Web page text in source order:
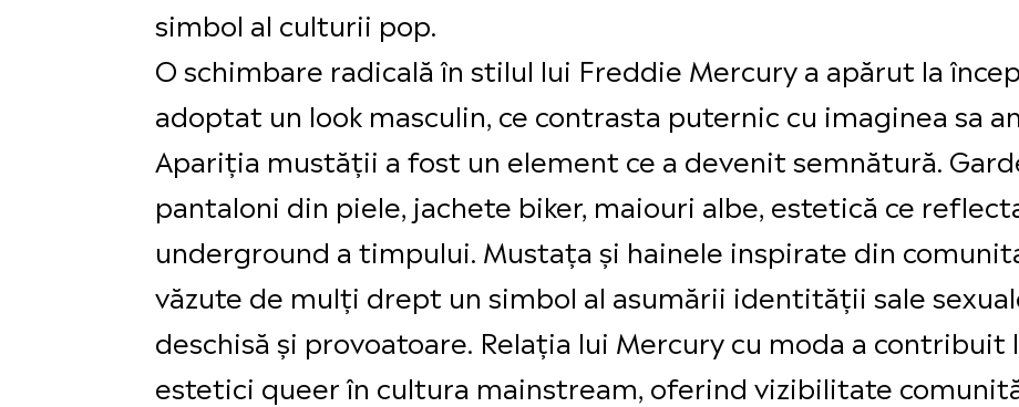
simbol al culturii pop.
O schimbare radicală în stilul lui Freddie Mercury a apărut la
adoptat un look masculin, ce contrasta puternic cu imaginea sa
Apariția mustății a fost un element ce a devenit semnătură.
pantaloni din piele, jachete biker, maiouri albe, estetică ce
underground a timpului. Mustața și hainele inspirate din
văzute de mulți drept un simbol al asumării identității sale
deschisă și provoatoare. Relația lui Mercury cu moda a contribuit
estetici queer în cultura mainstream, oferind vizibilitate